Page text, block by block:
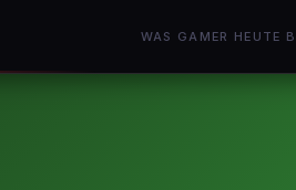
WAS GAMER HEUTE